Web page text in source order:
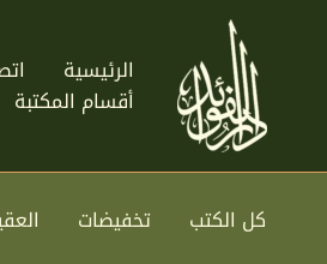
الرئيسية
أقسام المكتبة
كل الكتب تخفيضات